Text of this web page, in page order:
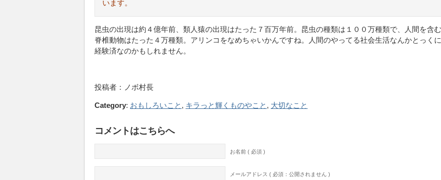
います。
昆虫の出現は約４億年前、類人猿の出現はたった７百万年前。昆虫の種類は１００万種類で、人間を含む
脊椎動物はたった４万種類。アリンコをなめちゃいかんですね。人間のやってる社会生活なんかとっくに
経験済なのかもしれません。
投稿者：ノボ村長
Category: おもしろいこと , キラっと輝くものやこと , 大切なこと
コメントはこちらへ
お名前 ( 必須 )
メールアドレス ( 必須：公開されません )